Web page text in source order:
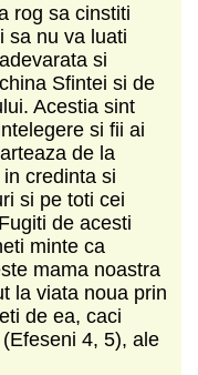
rog sa cinstiti
sa nu va luati
si
Sfintei si de
Acestia sint
si fii ai
de la
credinta si
si pe toti cei
de acesti
minte ca
mama noastra
la viata noua prin
de ea, caci
4, 5), ale